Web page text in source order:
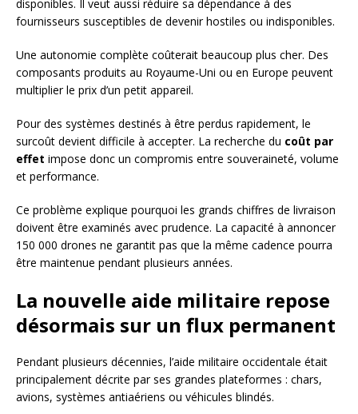
disponibles. Il veut aussi réduire sa dépendance à des
fournisseurs susceptibles de devenir hostiles ou indisponibles.
Une autonomie complète coûterait beaucoup plus cher. Des
composants produits au Royaume-Uni ou en Europe peuvent
multiplier le prix d’un petit appareil.
Pour des systèmes destinés à être perdus rapidement, le
surcoût devient difficile à accepter. La recherche du coût par
effet impose donc un compromis entre souveraineté, volume
et performance.
Ce problème explique pourquoi les grands chiffres de livraison
doivent être examinés avec prudence. La capacité à annoncer
150 000 drones ne garantit pas que la même cadence pourra
être maintenue pendant plusieurs années.
La nouvelle aide militaire repose
désormais sur un flux permanent
Pendant plusieurs décennies, l’aide militaire occidentale était
principalement décrite par ses grandes plateformes : chars,
avions, systèmes antiaériens ou véhicules blindés.